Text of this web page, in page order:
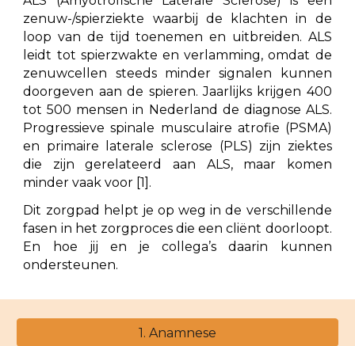
zenuw-/spierziekte waarbij de klachten in de
loop van de tijd toenemen en uitbreiden. ALS
leidt tot spierzwakte en verlamming, omdat de
zenuwcellen steeds minder signalen kunnen
doorgeven aan de spieren. Jaarlijks krijgen 400
tot 500 mensen in Nederland de diagnose ALS.
Progressieve spinale musculaire atrofie (PSMA)
en primaire laterale sclerose (PLS) zijn ziektes
die zijn gerelateerd aan ALS, maar komen
minder vaak voor [1].
Dit zorgpad helpt je op weg in de verschillende
fasen in het zorgproces die een cliënt doorloopt.
En hoe jij en je collega’s daarin kunnen
ondersteunen.
1. Anamnese